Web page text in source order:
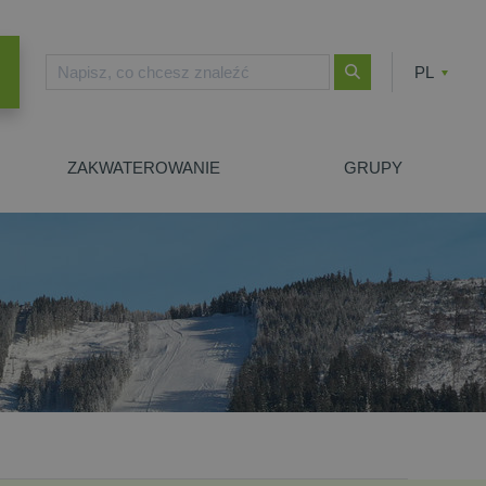
PL
ZAKWATEROWANIE GRUPY